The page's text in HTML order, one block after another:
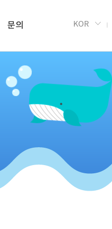
문의 KOR